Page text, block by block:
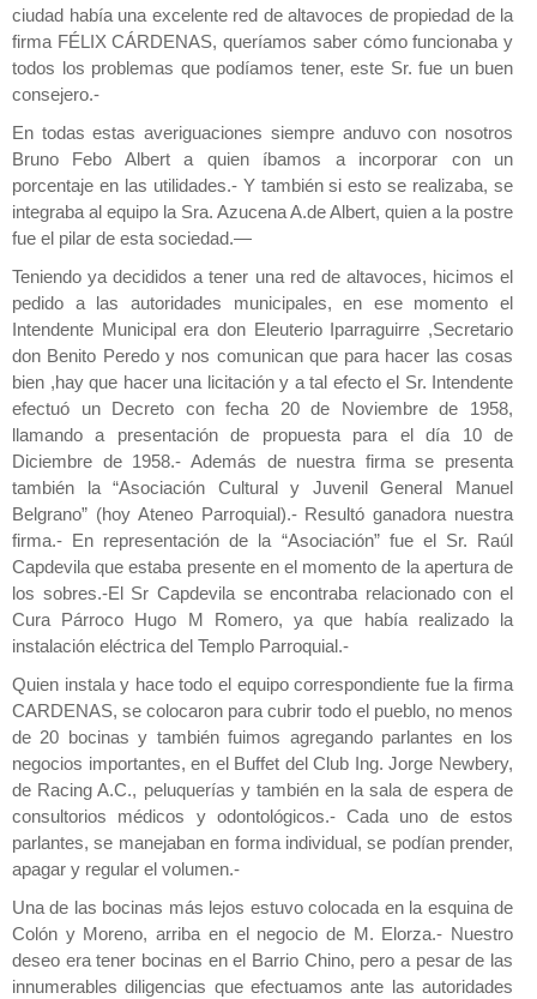
ciudad había una excelente red de altavoces de propiedad de la
firma FÉLIX CÁRDENAS, queríamos saber cómo funcionaba y
todos los problemas que podíamos tener, este Sr. fue un buen
consejero.-
En todas estas averiguaciones siempre anduvo con nosotros
Bruno Febo Albert a quien íbamos a incorporar con un
porcentaje en las utilidades.- Y también si esto se realizaba, se
integraba al equipo la Sra. Azucena A.de Albert, quien a la postre
fue el pilar de esta sociedad.—
Teniendo ya decididos a tener una red de altavoces, hicimos el
pedido a las autoridades municipales, en ese momento el
Intendente Municipal era don Eleuterio Iparraguirre ,Secretario
don Benito Peredo y nos comunican que para hacer las cosas
bien ,hay que hacer una licitación y a tal efecto el Sr. Intendente
efectuó un Decreto con fecha 20 de Noviembre de 1958,
llamando a presentación de propuesta para el día 10 de
Diciembre de 1958.- Además de nuestra firma se presenta
también la “Asociación Cultural y Juvenil General Manuel
Belgrano” (hoy Ateneo Parroquial).- Resultó ganadora nuestra
firma.- En representación de la “Asociación” fue el Sr. Raúl
Capdevila que estaba presente en el momento de la apertura de
los sobres.-El Sr Capdevila se encontraba relacionado con el
Cura Párroco Hugo M Romero, ya que había realizado la
instalación eléctrica del Templo Parroquial.-
Quien instala y hace todo el equipo correspondiente fue la firma
CARDENAS, se colocaron para cubrir todo el pueblo, no menos
de 20 bocinas y también fuimos agregando parlantes en los
negocios importantes, en el Buffet del Club Ing. Jorge Newbery,
de Racing A.C., peluquerías y también en la sala de espera de
consultorios médicos y odontológicos.- Cada uno de estos
parlantes, se manejaban en forma individual, se podían prender,
apagar y regular el volumen.-
Una de las bocinas más lejos estuvo colocada en la esquina de
Colón y Moreno, arriba en el negocio de M. Elorza.- Nuestro
deseo era tener bocinas en el Barrio Chino, pero a pesar de las
innumerables diligencias que efectuamos ante las autoridades